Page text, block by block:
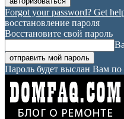
Forgot your password? Get
восстановление пароля
Восстановите свой пароль
Пароль будет выслан Вам по